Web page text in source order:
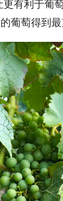
有利于葡
葡萄得到最